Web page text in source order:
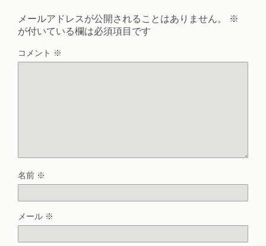
メールアドレスが公開されることはありません。
※
が付いている欄は必須項目です
コメント ※
名前 ※
メール ※